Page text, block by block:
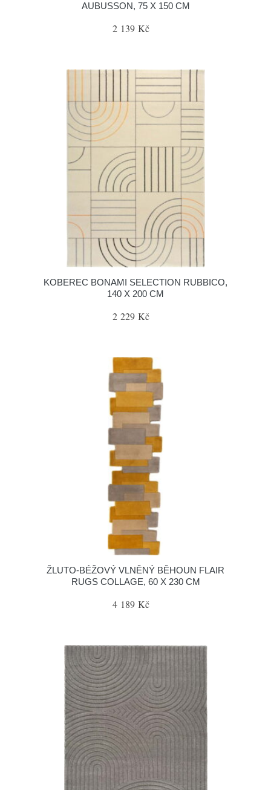
AUBUSSON, 75 X 150 CM
2 139 Kč
KOBEREC BONAMI SELECTION RUBBICO,
140 X 200 CM
2 229 Kč
ŽLUTO-BÉŽOVÝ VLNĚNÝ BĚHOUN FLAIR
RUGS COLLAGE, 60 X 230 CM
4 189 Kč